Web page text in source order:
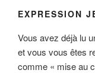
EXPRESSION
Vous avez déjà lu
et vous vous êtes
comme « mise au